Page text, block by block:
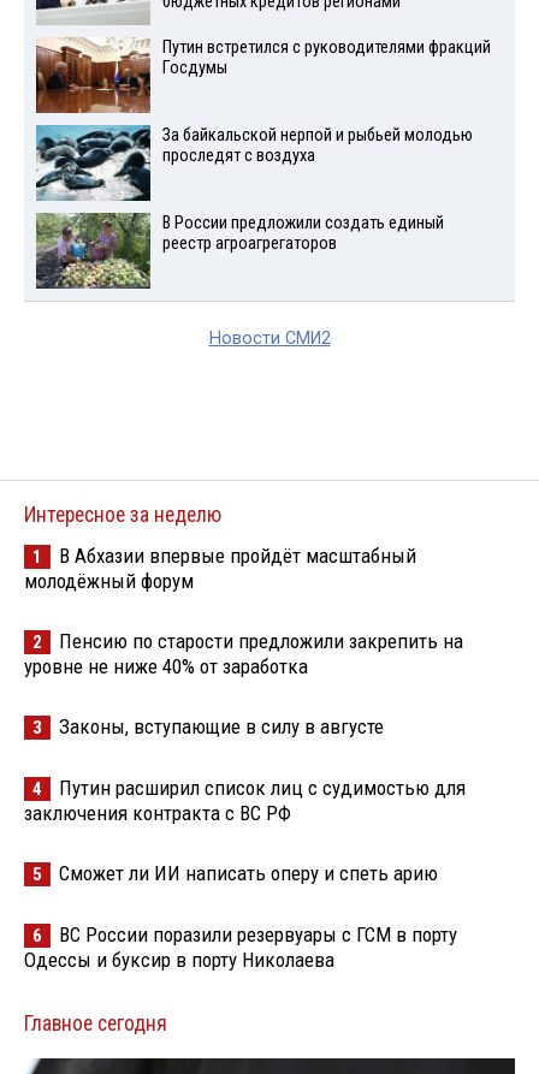
Путин встретился с руководителями фракций
Госдумы
За байкальской нерпой и рыбьей молодью
проследят с воздуха
В России предложили создать единый
реестр агроагрегаторов
Новости СМИ2
Интересное за неделю
1
В Абхазии впервые пройдёт масштабный
молодёжный форум
2
Пенсию по старости предложили закрепить на
уровне не ниже 40% от заработка
3 Законы, вступающие в силу в августе
4
Путин расширил список лиц с судимостью для
заключения контракта с ВС РФ
5 Сможет ли ИИ написать оперу и спеть арию
6
ВС России поразили резервуары с ГСМ в порту
Одессы и буксир в порту Николаева
Главное сегодня